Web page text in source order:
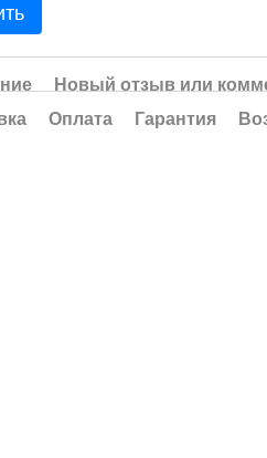
Новый отзыв или
Оплата Гарантия